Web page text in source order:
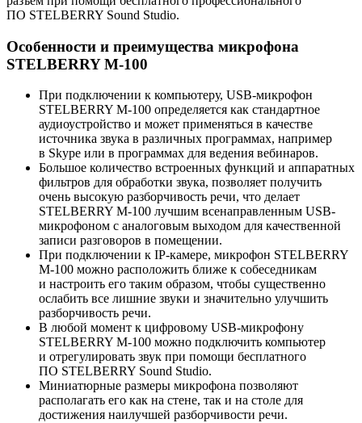
ПО STELBERRY Sound Studio.
Особенности и преимущества микрофона
STELBERRY M-100
При подключении к компьютеру, USB-микрофон
STELBERRY M-100 определяется как стандартное
аудиоустройство и может применяться в качестве
источника звука в различных программах, например
в Skype или в программах для ведения вебинаров.
Большое количество встроенных функций и аппаратных
фильтров для обработки звука, позволяет получить
очень высокую разборчивость речи, что делает
STELBERRY M-100 лучшим всенаправленным USB-
микрофоном с аналоговым выходом для качественной
записи разговоров в помещении.
При подключении к IP-камере, микрофон STELBERRY
M-100 можно расположить ближе к собеседникам
и настроить его таким образом, чтобы существенно
ослабить все лишние звуки и значительно улучшить
разборчивость речи.
В любой момент к цифровому USB-микрофону
STELBERRY M-100 можно подключить компьютер
и отрегулировать звук при помощи бесплатного
ПО STELBERRY Sound Studio.
Миниатюрные размеры микрофона позволяют
располагать его как на стене, так и на столе для
достижения наилучшей разборчивости речи.